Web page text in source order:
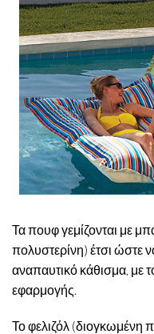
Τα πουφ γεμίζονται με
πολυστερίνη) έτσι ώστε
αναπαυτικό κάθισμα, με
εφαρμογής.
Το φελιζόλ (διογκωμένη